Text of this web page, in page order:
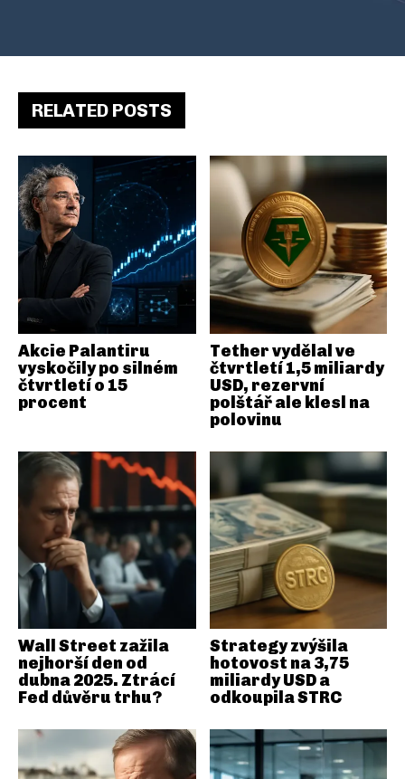
RELATED POSTS
Akcie Palantiru
vyskočily po silném
čtvrtletí o 15
procent
Tether vydělal ve
čtvrtletí 1,5 miliardy
USD, rezervní
polštář ale klesl na
polovinu
Wall Street zažila
nejhorší den od
dubna 2025. Ztrácí
Fed důvěru trhu?
Strategy zvýšila
hotovost na 3,75
miliardy USD a
odkoupila STRC